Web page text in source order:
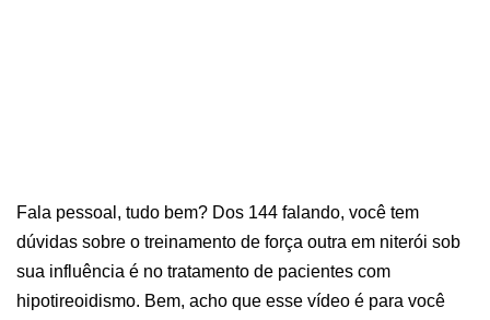
Fala pessoal, tudo bem? Dos 144 falando, você tem
dúvidas sobre o treinamento de força outra em niterói sob
sua influência é no tratamento de pacientes com
hipotireoidismo. Bem, acho que esse vídeo é para você